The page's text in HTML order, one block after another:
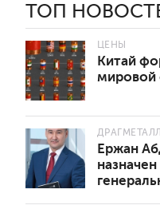
ТОП
ЦЕНЫ
Китай
мировой
Ержан